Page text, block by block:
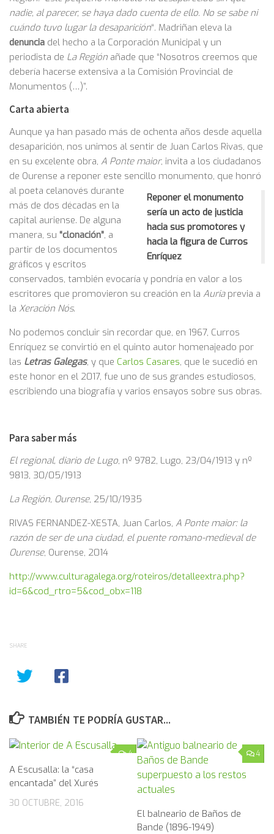
nadie, al parecer, se haya dado cuenta de ello. No se sabe ni
cuándo tuvo lugar la desaparición“. Madriñan eleva la
denuncia del hecho a la Corporación Municipal y un
periodista de La Región añade que “Nosotros creemos que
debería hacerse extensiva a la Comisión Provincial de
Monumentos (…)”.
Carta abierta
Aunque ya han pasado más de ochenta años desde aquella
desaparición, nos unimos al sentir de Juan Carlos Rivas, que
en su excelente obra, A Ponte maior, invita a los ciudadanos
de Ourense a reponer este sencillo monumento,
Reponer el monumento
sería un acto de justicia
hacia sus promotores y
hacia la figura de Curros
Enríquez
que honró
al poeta celanovés durante
más de dos décadas en la
capital auriense. De alguna
manera, su “clonación”, a
partir de los documentos
gráficos y escritos
conservados, también evocaría y pondría en valor a los
escritores que promovieron su creación en la Auriaprevia a
la Xeración Nós.
No podemos concluir sin recordar que, en 1967, Curros
Enríquez se convirtió en el quinto autor homenajeado por
las Letras Galegas, y que Carlos Casares, que le sucedió en
este honor en el 2017, fue uno de sus grandes estudiosos,
escribiendo una biografía y varios ensayos sobre sus obras.
Para saber más
El regional, diario de Lugo, nº 9782, Lugo, 23/04/1913 y nº
9813, 30/05/1913
La Región, Ourense, 25/10/1935
RIVAS FERNANDEZ-XESTA, Juan Carlos, A Ponte maior: la
razón de ser de una ciudad, el puente romano-medieval de
Ourense, Ourense, 2014
http://www.culturagalega.org/roteiros/detalleextra.php?
id=6&cod_rtro=5&cod_obx=118
SHARE
TAMBIÉN TE PODRÍA GUSTAR...
4
A Escusalla: la “casa
encantada” del Xurés
30 OCTUBRE, 2016
4
El balneario de Baños de
Bande (1896-1949)